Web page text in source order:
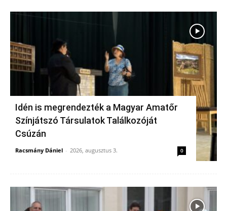
Idén is megrendezték a Magyar Amatőr
Színjátszó Társulatok Találkozóját
Csúzán
Racsmány Dániel - 2026, augusztus 3. 0